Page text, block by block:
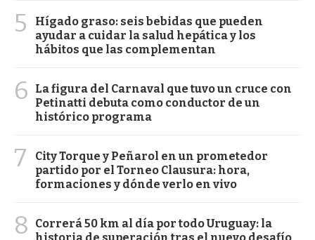
5
Hígado graso: seis bebidas que pueden
ayudar a cuidar la salud hepática y los
hábitos que las complementan
6
La figura del Carnaval que tuvo un cruce con
Petinatti debuta como conductor de un
histórico programa
7
City Torque y Peñarol en un prometedor
partido por el Torneo Clausura: hora,
formaciones y dónde verlo en vivo
8
Correrá 50 km al día por todo Uruguay: la